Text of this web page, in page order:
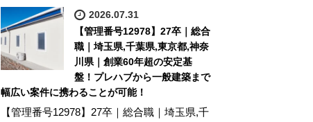
2026.07.31
【管理番号12978】27卒｜総合
職｜埼玉県,千葉県,東京都,神奈
川県｜創業60年超の安定基
盤！プレハブから一般建築まで
幅広い案件に携わることが可能！
【管理番号12978】27卒｜総合職｜埼玉県,千